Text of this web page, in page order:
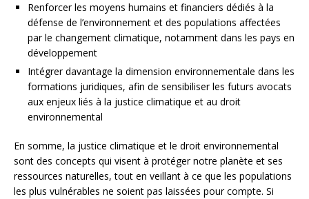
Renforcer les moyens humains et financiers dédiés à la
défense de l’environnement et des populations affectées
par le changement climatique, notamment dans les pays en
développement
Intégrer davantage la dimension environnementale dans les
formations juridiques, afin de sensibiliser les futurs avocats
aux enjeux liés à la justice climatique et au droit
environnemental
En somme, la justice climatique et le droit environnemental
sont des concepts qui visent à protéger notre planète et ses
ressources naturelles, tout en veillant à ce que les populations
les plus vulnérables ne soient pas laissées pour compte. Si